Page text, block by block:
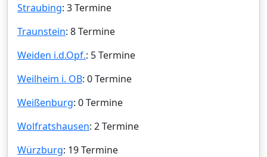
Straubing: 3 Termine
Traunstein: 8 Termine
Weiden i.d.Opf.: 5 Termine
Weilheim i. OB: 0 Termine
Weißenburg: 0 Termine
Wolfratshausen: 2 Termine
Würzburg: 19 Termine